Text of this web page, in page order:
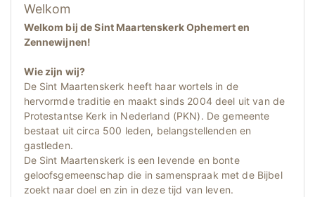
Welkom
Welkom bij de Sint Maartenskerk Ophemert en
Zennewijnen!
Wie zijn wij?
De Sint Maartenskerk heeft haar wortels in de
hervormde traditie en maakt sinds 2004 deel uit van de
Protestantse Kerk in Nederland (PKN). De gemeente
bestaat uit circa 500 leden, belangstellenden en
gastleden.
De Sint Maartenskerk is een levende en bonte
geloofsgemeenschap die in samenspraak met de Bijbel
zoekt naar doel en zin in deze tijd van leven.